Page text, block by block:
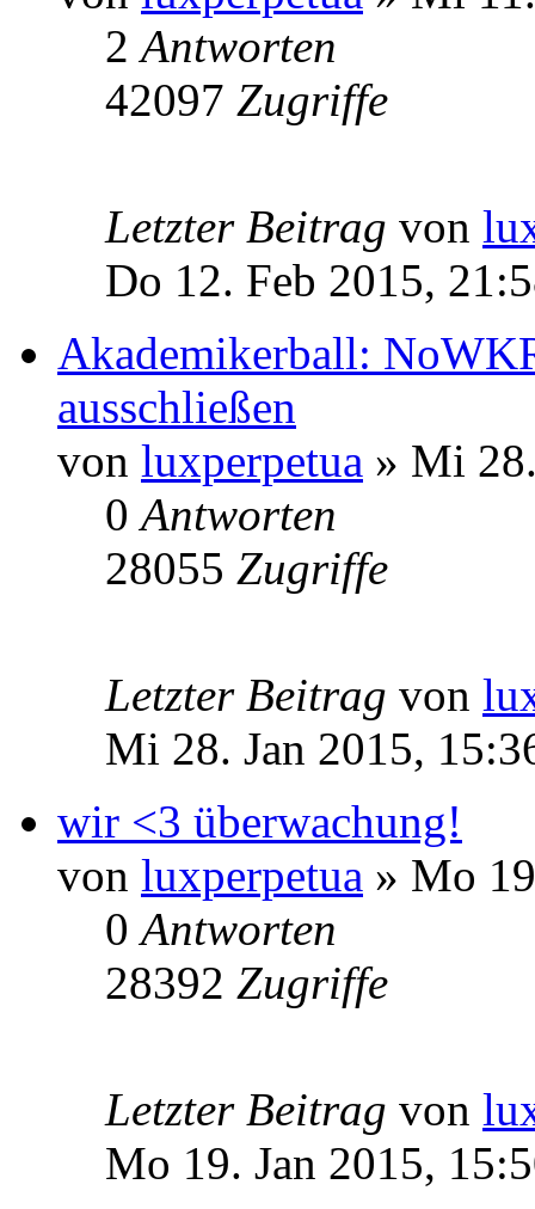
2Antworten
42097 Zugriffe
Letzter Beitrag von
Do 12. Feb 2015,
Akademikerball:
ausschließen
von luxperpetua » Mi
0Antworten
28055 Zugriffe
Letzter Beitrag von
Mi 28. Jan 2015,
wir <3 überwachung!
von luxperpetua » Mo
0Antworten
28392 Zugriffe
Letzter Beitrag von
Mo 19. Jan 2015,